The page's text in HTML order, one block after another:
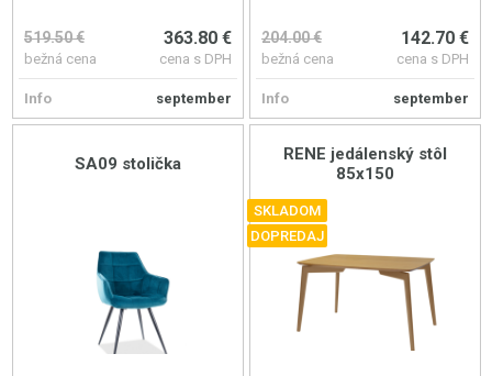
519.50 €
bežná cena
363.80 €
cena s DPH
Info september
204.00 €
bežná cena
142.70 €
cena s DPH
Info september
SA09 stolička
RENE jedálenský stôl
85x150
SKLADOM
DOPREDAJ